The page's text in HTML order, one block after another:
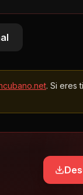
. Si eres